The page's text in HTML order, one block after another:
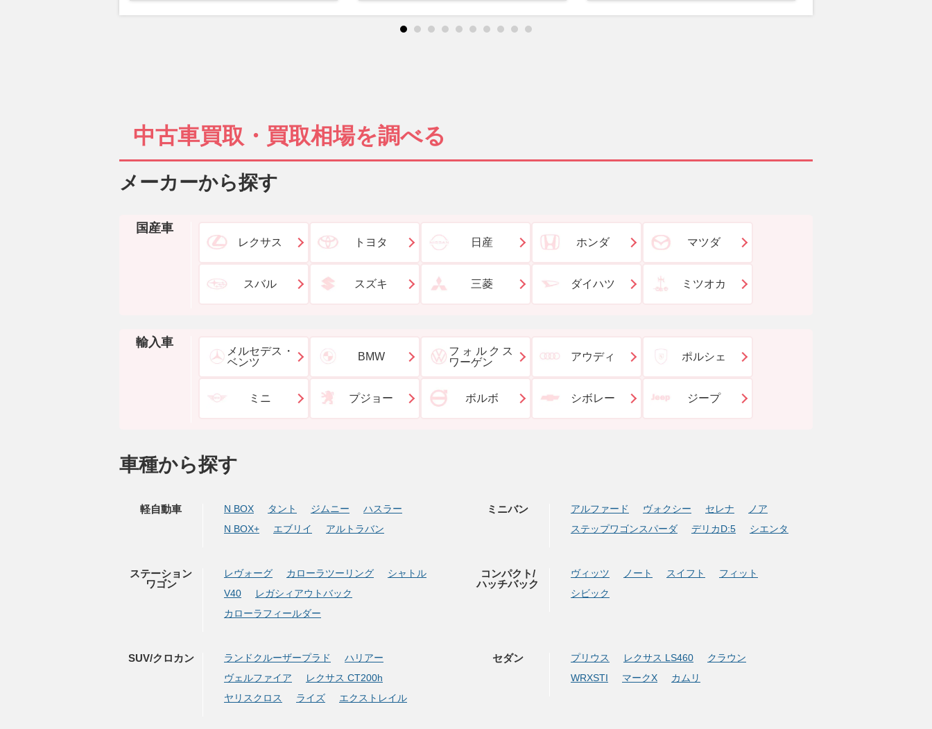
中古車買取・買取相場を調べる
メーカーから探す
国産車
レクサス トヨタ 日産 ホンダ マツダ
スバル スズキ 三菱 ダイハツ ミツオカ
輸入車
メルセデス・
ベンツ
BMW
フォルクス
ワーゲン
アウディ ポルシェ
ミニ プジョー ボルボ シボレー ジープ
車種から探す
軽自動車 N BOX タント ジムニー
ハスラー
N BOX+
エブリイ アルトラバン
ミニバン アルファード ヴォクシー セレナ
ノア
ステップワゴンスパーダ
デリカD:5 シエンタ
ステーション
ワゴン
レヴォーグ カローラツーリング
シャトル
V40
レガシィアウトバック
カローラフィールダー
コンパクト/
ハッチバック
ヴィッツ ノート スイフト
フィット
シビック
SUV/クロカン ランドクルーザープラド
ハリアー
ヴェルファイア
レクサス CT200h
ヤリスクロス
ライズ エクストレイル
セダン プリウス レクサス LS460
クラウン
WRXSTI
マークX カムリ